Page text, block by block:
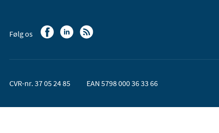
Følg os
CVR-nr. 37 05 24 85 EAN 5798 000 36 33 66